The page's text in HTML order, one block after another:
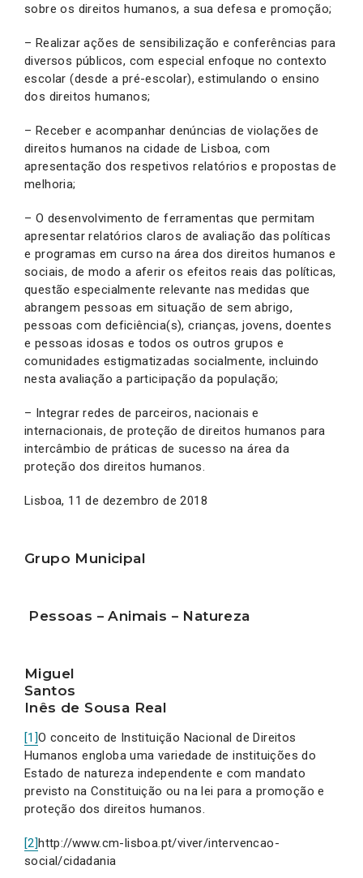
sobre os direitos humanos, a sua defesa e promoção;
– Realizar ações de sensibilização e conferências para
diversos públicos, com especial enfoque no contexto
escolar (desde a pré-escolar), estimulando o ensino
dos direitos humanos;
– Receber e acompanhar denúncias de violações de
direitos humanos na cidade de Lisboa, com
apresentação dos respetivos relatórios e propostas de
melhoria;
– O desenvolvimento de ferramentas que permitam
apresentar relatórios claros de avaliação das políticas
e programas em curso na área dos direitos humanos e
sociais, de modo a aferir os efeitos reais das políticas,
questão especialmente relevante nas medidas que
abrangem pessoas em situação de sem abrigo,
pessoas com deficiência(s), crianças, jovens, doentes
e pessoas idosas e todos os outros grupos e
comunidades estigmatizadas socialmente, incluindo
nesta avaliação a participação da população;
– Integrar redes de parceiros, nacionais e
internacionais, de proteção de direitos humanos para
intercâmbio de práticas de sucesso na área da
proteção dos direitos humanos.
Lisboa, 11 de dezembro de 2018
Grupo Municipal
Pessoas – Animais – Natureza
Miguel
Santos
Inês de Sousa Real
[1]O conceito de Instituição Nacional de Direitos
Humanos engloba uma variedade de instituições do
Estado de natureza independente e com mandato
previsto na Constituição ou na lei para a promoção e
proteção dos direitos humanos.
[2]http://www.cm-lisboa.pt/viver/intervencao-
social/cidadania